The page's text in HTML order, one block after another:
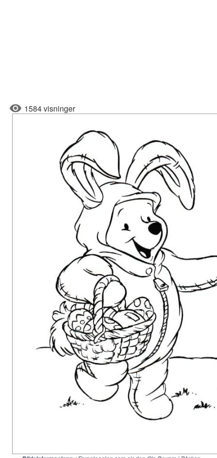
1584 visninger